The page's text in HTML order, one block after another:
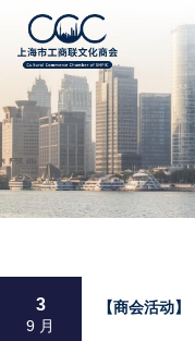
3
9 月
【商会活动